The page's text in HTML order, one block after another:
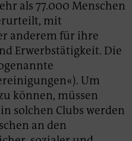
als 77.000 Menschen
mit
anderem für ihre
Erwerbstätigkeit. Die
Um
können, müssen
solchen Clubs werden
an den